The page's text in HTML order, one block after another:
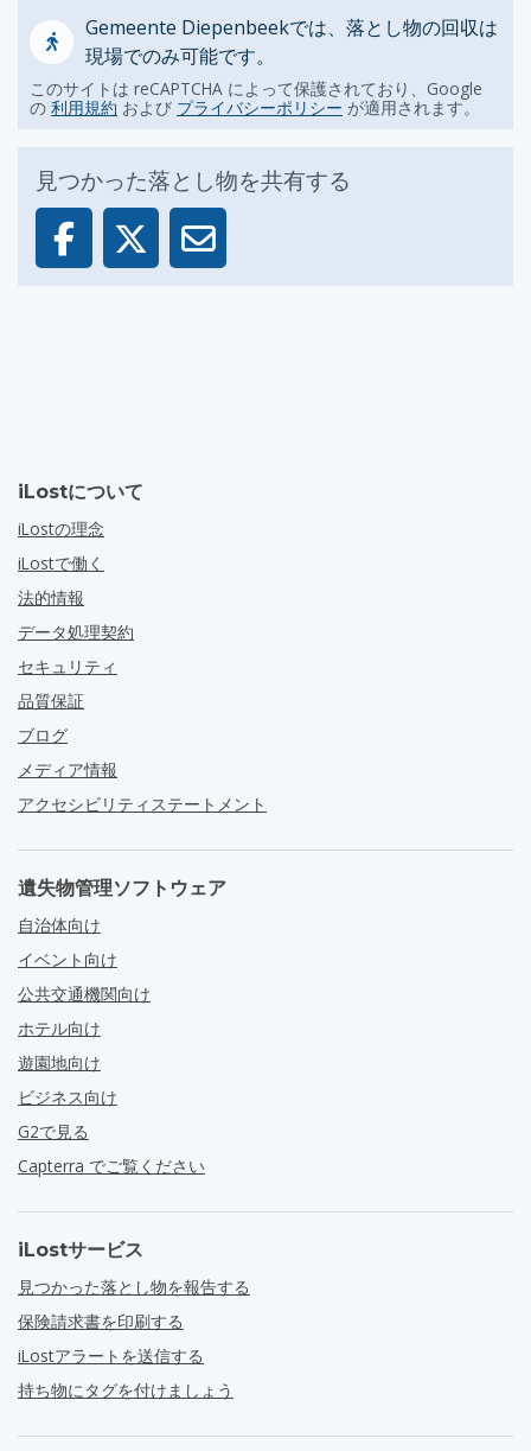
Gemeente Diepenbeekでは、落とし物の回収は
現場でのみ可能です。
このサイトは reCAPTCHA によって保護されており、Google
の 利用規約 および プライバシーポリシー が適用されます。
見つかった落とし物を共有する
iLostについて
iLostの理念
iLostで働く
法的情報
データ処理契約
セキュリティ
品質保証
ブログ
メディア情報
アクセシビリティステートメント
遺失物管理ソフトウェア
自治体向け
イベント向け
公共交通機関向け
ホテル向け
遊園地向け
ビジネス向け
G2で見る
Capterra でご覧ください
iLostサービス
見つかった落とし物を報告する
保険請求書を印刷する
iLostアラートを送信する
持ち物にタグを付けましょう